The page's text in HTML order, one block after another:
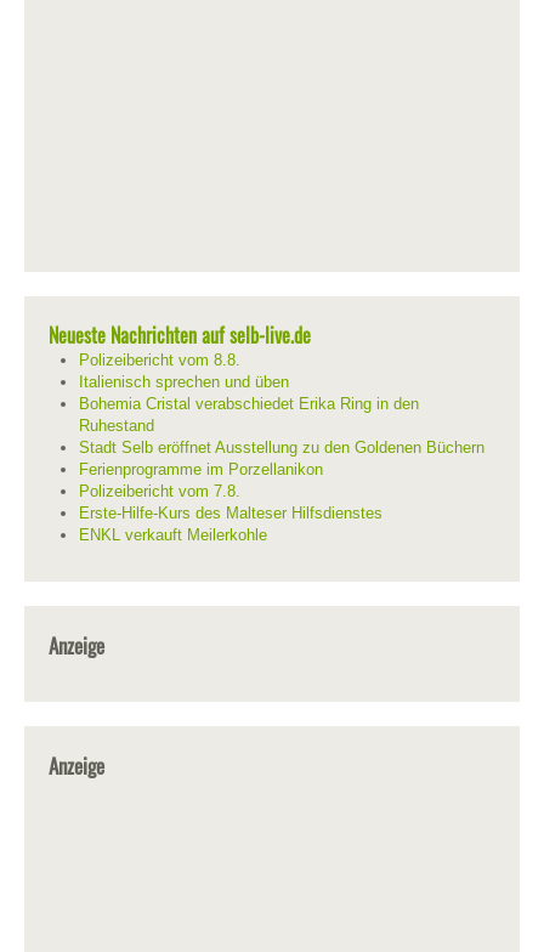
Neueste Nachrichten auf selb-live.de
Polizeibericht vom 8.8.
Italienisch sprechen und üben
Bohemia Cristal verabschiedet Erika Ring in den
Ruhestand
Stadt Selb eröffnet Ausstellung zu den Goldenen Büchern
Ferienprogramme im Porzellanikon
Polizeibericht vom 7.8.
Erste-Hilfe-Kurs des Malteser Hilfsdienstes
ENKL verkauft Meilerkohle
Anzeige
Anzeige